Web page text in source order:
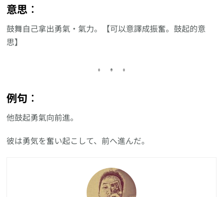
意思︰
鼓舞自己拿出勇氣・氣力。【可以意譯成振奮。鼓起的意
思】
例句︰
他鼓起勇氣向前進。
彼は勇気を奮い起こして、前へ進んだ。